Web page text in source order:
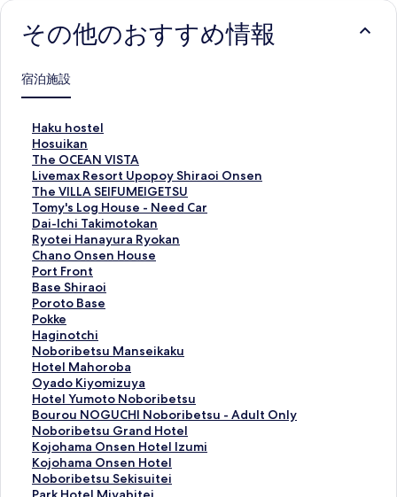
その他のおすすめ情報
宿泊施設
Haku hostel
H
a
k
u
h
o
s
t
e
l
の
ペ
ー
ジ
を
開
く
リ
ン
ク
Hosuikan
H
o
s
u
i
k
a
n
の
ペ
ー
ジ
を
開
く
リ
ン
ク
The OCEAN VISTA
T
h
e
O
C
E
A
N
V
I
S
T
A
の
ペ
ー
ジ
を
開
く
リ
ン
Livemax Resort Upopoy Shiraoi Onsen
L
i
v
e
m
a
x
R
e
s
o
r
t
U
p
o
p
o
y
S
h
The VILLA SEIFUMEIGETSU
T
h
e
V
I
L
L
A
S
E
I
F
U
M
E
I
G
E
T
S
Tomy's Log House - Need Car
T
o
m
y
'
s
L
o
g
H
o
u
s
e
-
N
e
e
d
Dai-Ichi Takimotokan
D
a
i
-
I
c
h
i
T
a
k
i
m
o
t
o
k
a
Ryotei Hanayura Ryokan
R
y
o
t
e
i
H
a
n
a
y
u
r
a
R
y
o
Chano Onsen House
C
h
a
n
o
O
n
s
e
n
H
o
u
s
e
の
Port Front
P
o
r
t
F
r
o
n
t
の
ペ
ー
ジ
を
開
Base Shiraoi
B
a
s
e
S
h
i
r
a
o
i
の
ペ
ー
Poroto Base
P
o
r
o
t
o
B
a
s
e
の
ペ
ー
Pokke
P
o
k
k
e
の
ペ
ー
ジ
を
開
く
Haginotchi
H
a
g
i
n
o
t
c
h
i
の
Noboribetsu Manseikaku
N
o
b
o
r
i
b
e
t
s
Hotel Mahoroba
H
o
t
e
l
M
a
h
o
Oyado Kiyomizuya
O
y
a
d
o
K
i
y
Hotel Yumoto Noboribetsu
H
o
t
e
l
Y
u
Bourou NOGUCHI Noboribetsu - Adult Only
B
o
u
r
o
u
Noboribetsu Grand Hotel
N
o
b
o
r
Kojohama Onsen Hotel Izumi
K
o
j
o
Kojohama Onsen Hotel
K
o
j
Noboribetsu Sekisuitei
N
o
P